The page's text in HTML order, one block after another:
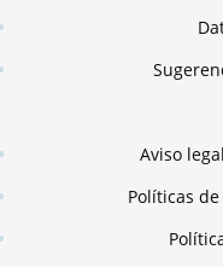
Aviso
Políticas